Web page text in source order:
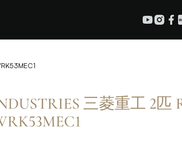
三菱重工 2匹